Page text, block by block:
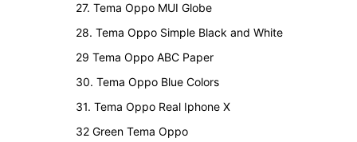
27. Tema Oppo MUI Globe
28. Tema Oppo Simple Black and White
29 Tema Oppo ABC Paper
30. Tema Oppo Blue Colors
31. Tema Oppo Real Iphone X
32 Green Tema Oppo